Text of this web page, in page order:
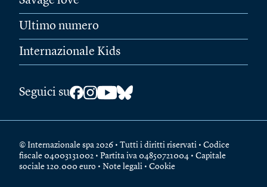
Ultimo numero
Internazionale Kids
Seguici su
© Internazionale spa 2026 • Tutti i diritti riservati • Codice
fiscale 04003131002 • Partita iva 04850721004 • Capitale
sociale 120.000 euro • Note legali • Cookie